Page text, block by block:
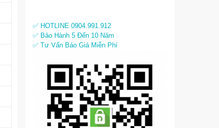
✅ HOTLINE 0904.991.912
✅ Bảo Hành 5 Đến 10 Năm
✅ Tư Vấn Báo Giá Miễn Phí